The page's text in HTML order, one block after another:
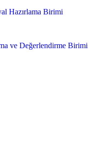
Hazırlama Birimi
ve Değerlendirme Birimi